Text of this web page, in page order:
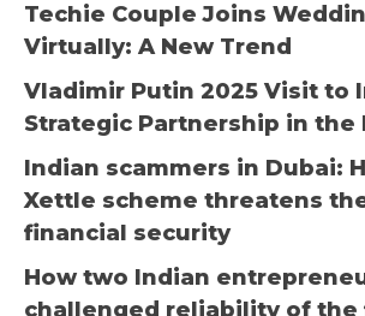
Techie Couple Joins
Virtually: A New Trend
Vladimir Putin 2025 Visit to
Strategic Partnership in the
Indian scammers in Dubai:
Xettle scheme threatens the
financial security
How two Indian
challenged reliability of the